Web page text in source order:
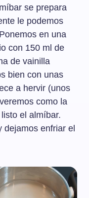
se prepara
le podemos
en una
con 150 ml de
de vainilla
bien con unas
a hervir (unos
como la
el almíbar.
dejamos enfriar el